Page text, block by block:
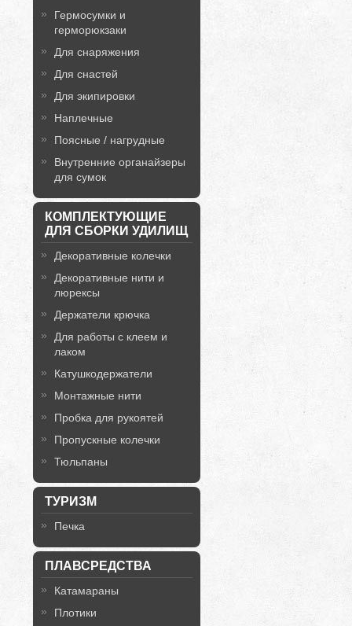
Гермосумки и
герморюкзаки
Для снаряжения
Для снастей
Для экипировки
Наплечные
Поясные / нагрудные
Внутренние органайзеры
для сумок
КОМПЛЕКТУЮЩИЕ
ДЛЯ СБОРКИ УДИЛИЩ
Декоративные колечки
Декоративные нити и
люрексы
Держатели крючка
Для работы с клеем и
лаком
Катушкодержатели
Монтажные нити
Пробка для рукоятей
Пропускные колечки
Тюльпаны
ТУРИЗМ
Печка
ПЛАВСРЕДСТВА
Катамараны
Плотики